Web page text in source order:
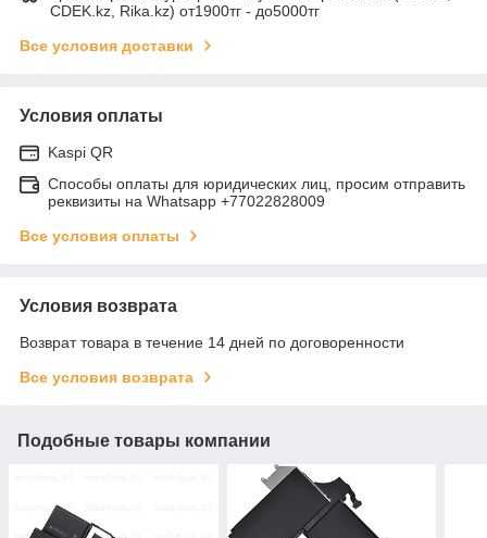
CDEK.kz, Rika.kz) от1900тг - до5000тг
Все условия доставки
Условия оплаты
Kaspi QR
Способы оплаты для юридических лиц, просим отправить
реквизиты на Whatsapp +77022828009
Все условия оплаты
Условия возврата
Возврат товара в течение 14 дней по договоренности
Все условия возврата
Подобные товары компании